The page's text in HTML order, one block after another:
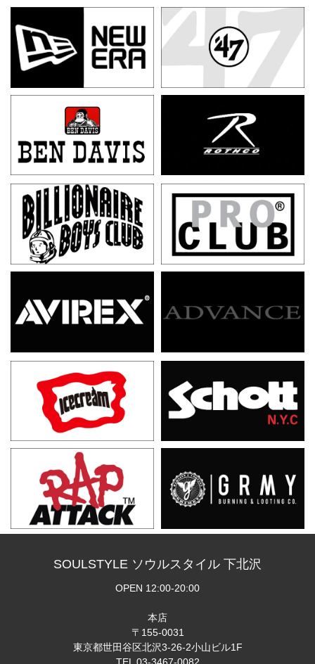
SOULSTYLE ソウルスタイル 下北沢
OPEN 12:00-20:00
本店
〒155-0031
東京都世田谷区北沢3-26-2小山ビル1F